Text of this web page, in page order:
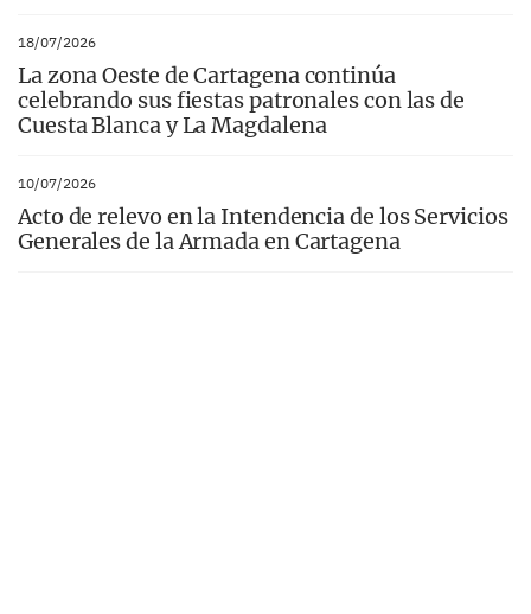
18/07/2026
La zona Oeste de Cartagena continúa
celebrando sus fiestas patronales con las de
Cuesta Blanca y La Magdalena
10/07/2026
Acto de relevo en la Intendencia de los Servicios
Generales de la Armada en Cartagena